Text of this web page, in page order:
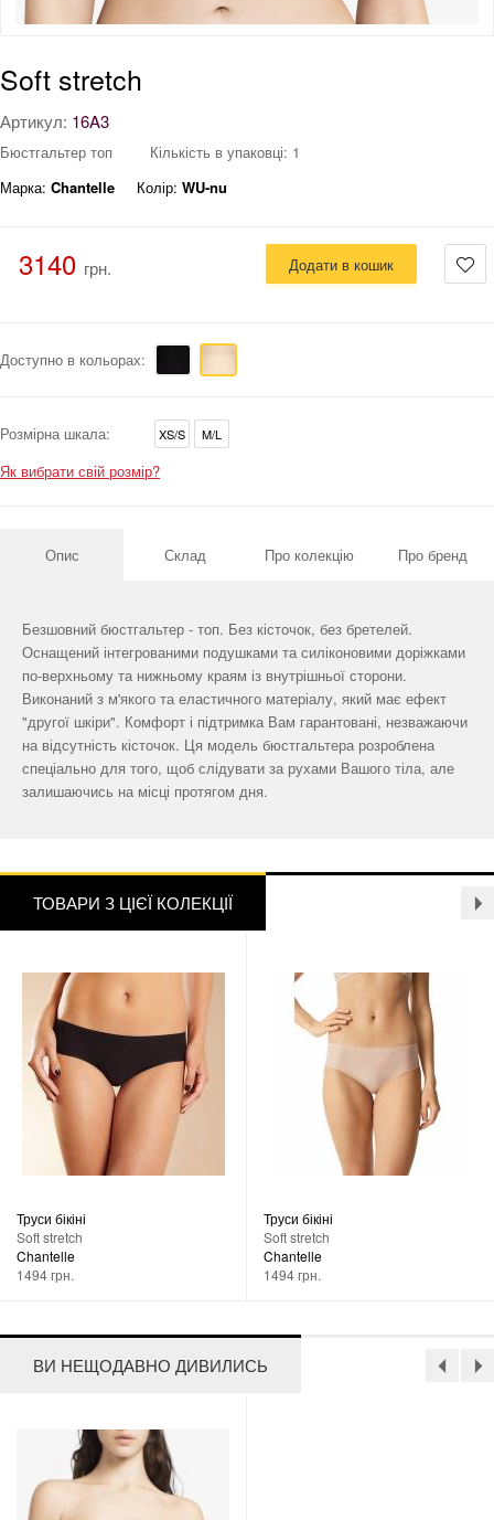
Soft stretch
Артикул: 16A3
Бюстгальтер топ
Кількість в упаковці: 1
Марка: Chantelle Колір: WU-nu
3140 грн. Додати в кошик
Доступно в кольорах:
Розмірна шкала: XS/S M/L
Як вибрати свій розмір?
Опис Склад Про колекцію Про бренд
Безшовний бюстгальтер - топ. Без кісточок, без бретелей.
Оснащений інтегрованими подушками та силіконовими доріжками
по-верхньому та нижньому краям із внутрішньої сторони.
Виконаний з м'якого та еластичного матеріалу, який має ефект
"другої шкіри". Комфорт і підтримка Вам гарантовані, незважаючи
на відсутність кісточок. Ця модель бюстгальтера розроблена
спеціально для того, щоб слідувати за рухами Вашого тіла, але
залишаючись на місці протягом дня.
ТОВАРИ З ЦІЄЇ КОЛЕКЦІЇ
Труси бікіні
Soft stretch
Chantelle
1494 грн.
Труси бікіні
Soft stretch
Chantelle
1494 грн.
ВИ НЕЩОДАВНО ДИВИЛИСЬ